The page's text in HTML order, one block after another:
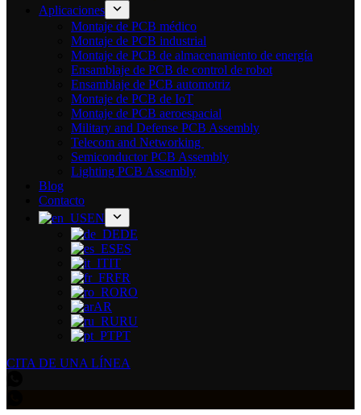
Aplicaciones
Montaje de PCB médico
Montaje de PCB industrial
Montaje de PCB de almacenamiento de energía
Ensamblaje de PCB de control de robot
Ensamblaje de PCB automotriz
Montaje de PCB de IoT
Montaje de PCB aeroespacial
Military and Defense PCB Assembly
Telecom and Networking
Semiconductor PCB Assembly
Lighting PCB Assembly
Blog
Contacto
EN
DE
ES
IT
FR
RO
AR
RU
PT
CITA DE UNA LÍNEA